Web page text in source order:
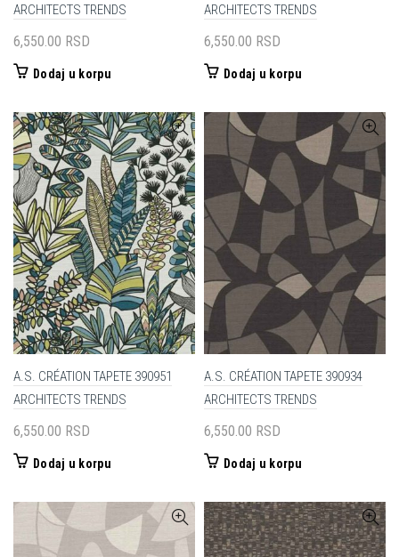
ARCHITECTS TRENDS
6,550.00 RSD
Dodaj u korpu
ARCHITECTS TRENDS
6,550.00 RSD
Dodaj u korpu
A.S. CRÉATION TAPETE 390951
ARCHITECTS TRENDS
6,550.00 RSD
Dodaj u korpu
A.S. CRÉATION TAPETE 390934
ARCHITECTS TRENDS
6,550.00 RSD
Dodaj u korpu